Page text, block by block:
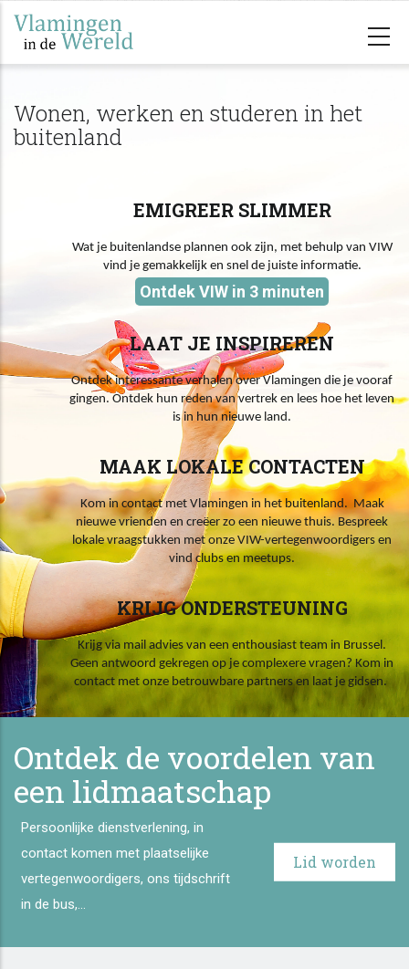
Overslaan
naar
inhoud
gaan
Wonen, werken en studeren in het
buitenland
EMIGREER SLIMMER
Wat je buitenlandse plannen ook zijn, met behulp van VIW
vind je gemakkelijk en snel de juiste informatie.
Ontdek VIW in 3 minuten
LAAT JE INSPIREREN
Ontdek interessante verhalen over Vlamingen die je vooraf
gingen. Ontdek hun reden van vertrek en lees hoe het leven
is in hun nieuwe land.
MAAK LOKALE CONTACTEN
Kom in contact met Vlamingen in het buitenland. Maak
nieuwe vrienden en creëer zo een nieuwe thuis. Bespreek
lokale vraagstukken met onze VIW-vertegenwoordigers en
vind clubs en meetups.
KRIJG ONDERSTEUNING
Krijg via mail advies van een enthousiast team in Brussel.
Geen antwoord gekregen op je complexere vragen? Kom in
contact met onze betrouwbare partners en laat je gidsen.
Ontdek de voordelen van
een lidmaatschap
Persoonlijke dienstverlening, in
contact komen met plaatselijke
vertegenwoordigers, ons tijdschrift
in de bus,...
Lid worden